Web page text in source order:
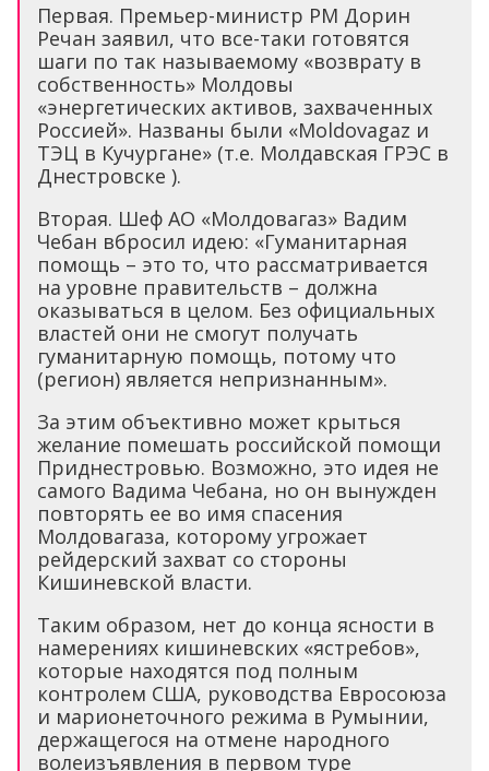
Первая. Премьер-министр РМ Дорин
Речан заявил, что все-таки готовятся
шаги по так называемому «возврату в
собственность» Молдовы
«энергетических активов, захваченных
Россией». Названы были «Moldovagaz и
ТЭЦ в Кучургане» (т.е. Молдавская ГРЭС в
Днестровске ).
Вторая. Шеф АО «Молдовагаз» Вадим
Чебан вбросил идею: «Гуманитарная
помощь – это то, что рассматривается
на уровне правительств – должна
оказываться в целом. Без официальных
властей они не смогут получать
гуманитарную помощь, потому что
(регион) является непризнанным».
За этим объективно может крыться
желание помешать российской помощи
Приднестровью. Возможно, это идея не
самого Вадима Чебана, но он вынужден
повторять ее во имя спасения
Молдовагаза, которому угрожает
рейдерский захват со стороны
Кишиневской власти.
Таким образом, нет до конца ясности в
намерениях кишиневских «ястребов»,
которые находятся под полным
контролем США, руководства Евросоюза
и марионеточного режима в Румынии,
держащегося на отмене народного
волеизъявления в первом туре